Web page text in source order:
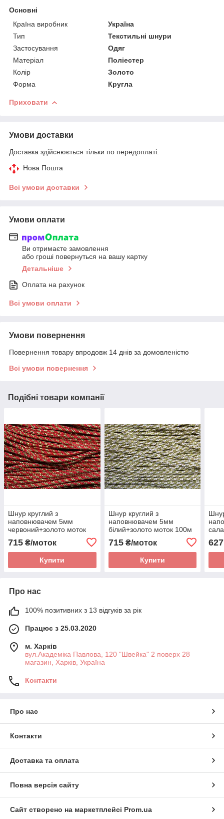
Основні
Країна виробник
Україна
Тип
Текстильні шнури
Застосування
Одяг
Матеріал
Поліестер
Колір
Золото
Форма
Кругла
Приховати
Умови доставки
Доставка здійснюється тільки по передоплаті.
Нова Пошта
Всі умови доставки
Умови оплати
Ви отримаєте замовлення
або гроші повернуться на вашу картку
Детальніше
Оплата на рахунок
Всі умови оплати
Умови повернення
Повернення товару впродовж 14 днів за домовленістю
Всі умови повернення
Подібні товари компанії
Шнур круглий з
наповнювачем 5мм
червоний+золото моток
715 ₴/моток
Купити
Шнур круглий з
наповнювачем 5мм
білий+золото моток 100м
715₴/моток
Купити
627
Про нас
100% позитивних з 13 відгуків за рік
Працює з 25.03.2020
м. Харків
вул.Академіка Павлова, 120 "Швейка" 2 поверх 28
магазин, Харків, Україна
Контакти
Про нас
Контакти
Доставка та оплата
Повна версія сайту
Сайт створено на маркетплейсі Prom.ua